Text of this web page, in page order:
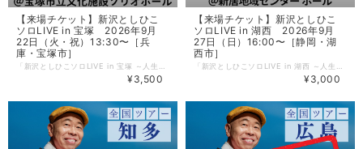
【来場チケット】新沢としひこ
ソロLIVE in 宝塚 2026年9月
22日（火・祝）13:30〜［兵
庫・宝塚市］
¥3,500
【来場チケット】新沢としひこ
ソロLIVE in 湖西 2026年9月
27日（日）16:00〜［静岡・湖
西市］
¥3,000